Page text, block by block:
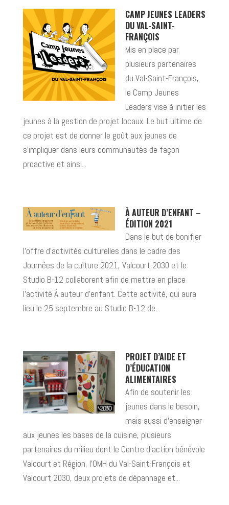
CAMP JEUNES LEADERS
DU VAL-SAINT-
FRANÇOIS
Mis en place par
plusieurs partenaires
du Val-Saint-François,
le Camp Jeunes
Leaders vise à initier les
jeunes à la gestion de projet locaux. Le but ultime de
ce projet est de donner le goût aux jeunes de
s’impliquer dans leurs communautés de façon
proactive et ainsi...
À AUTEUR D’ENFANT –
ÉDITION 2021
Dans le but de bonifier
l’offre d’activités culturelles dans le cadre des
Journées de la culture 2021, Valcourt 2030 et le
Studio B-12 collaborent afin de mettre en place
l’activité À auteur d’enfant. Cette activité, qui aura
lieu le 25 septembre au Studio B-12 de...
PROJET D’AIDE ET
D’ÉDUCATION
ALIMENTAIRES
Afin de soutenir les
jeunes dans le besoin,
mais aussi d’enseigner
aux jeunes les bases de la cuisine, plusieurs
partenaires du milieu dont le Centre d’action bénévole
Valcourt et Région, l’OMH du Val-Saint-François et
Valcourt 2030, deux projets de dépannage et...